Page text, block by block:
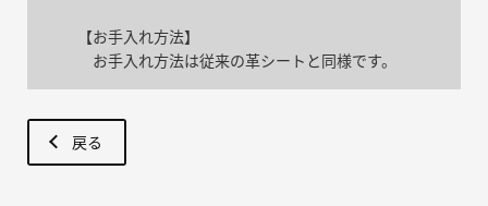
【お手入れ方法】
お手入れ方法は従来の革シートと同様です。
戻る